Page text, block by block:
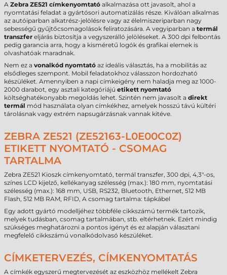
A Zebra ZE521 címkenyomtató alkalmazása ott javasolt, ahol a
nyomtatási feladat a gyártósori automatizálás része. Kiválóan alkalmas
az autóiparban alkatrész-jelölésre vagy az élelmiszeriparban nagy
sebességű gyűjtőcsomagolások feliratozására. A vegyiparban a termál
transzfer eljárás biztosítja a vegyszerálló jelöléseket. A 300 dpi felbontás
pedig garancia arra, hogy a kisméretű logók és grafikai elemek is
olvashatóak maradnak.
Nem ez a vonalkód nyomtató az ideális választás, ha a mobilitás az
elsődleges szempont. Mobil feladatokhoz válasszon hordozható
készüléket. Amennyiben a napi címkeigény nem haladja meg az 1000-
2000 darabot, egy asztali kategóriájú etikett nyomtató
költséghatékonyabb megoldás lehet. Szintén nem javasolt a direkt
termál mód használata olyan címkékhez, amelyek hosszú távú kültéri
tárolásnak vagy extrém napsugárzásnak vannak kitéve.
ZEBRA ZE521 (ZE52163-L0E00C0Z)
ETIKETT NYOMTATÓ - CSOMAG
TARTALMA
Zebra ZE521 Kioszk címkenyomtató, termál transzfer, 300 dpi, 4,3"-os,
színes LCD kijelző, kellékanyag szélesség (max.): 180 mm, nyomtatási
szélesség (max.): 168 mm, USB, RS232, Bluetooth, Ethernet, 512 MB
Flash, 512 MB RAM, RFID, A csomag tartalma: tápkábel
Egy adott gyártó modelljéhez többféle cikkszámú termék tartozik,
melyek tudásban, csomag tartalmában, stb. eltérhetnek. Ezért mindig
szükséges meghatározni a pontos igényt és ez alapján választani
megfelelő cikkszámú vonalkódolvasó készüléket.
CÍMKETERVEZÉS, CÍMKENYOMTATÁS
A címkék egyszerű megtervezését az eszközhöz mellékelt Zebra